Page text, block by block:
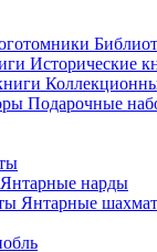
Исторические
Подарочные
Янтарные нарды
Янтарные